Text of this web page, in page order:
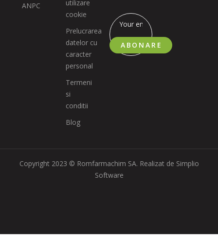
ANPC
utilizare
cookie
Prelucrarea
datelor cu
caracter
personal
Termeni
si
conditii
Blog
ABONARE
Copyright 2023 © Romfarmachim SA. Realizat de Simplio
Software